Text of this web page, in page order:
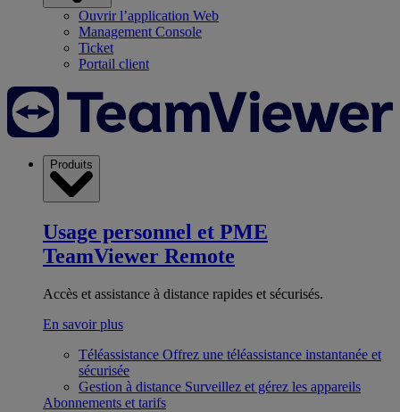
Ouvrir l’application Web
Management Console
Ticket
Portail client
Produits
Usage personnel et PME
TeamViewer Remote
Accès et assistance à distance rapides et sécurisés.
En savoir plus
Téléassistance Offrez une téléassistance instantanée et
sécurisée
Gestion à distance Surveillez et gérez les appareils
Abonnements et tarifs